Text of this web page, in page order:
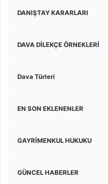
DANIŞTAY KARARLARI
DAVA DİLEKÇE ÖRNEKLERİ
Dava Türleri
EN SON EKLENENLER
GAYRİMENKUL HUKUKU
GÜNCEL HABERLER